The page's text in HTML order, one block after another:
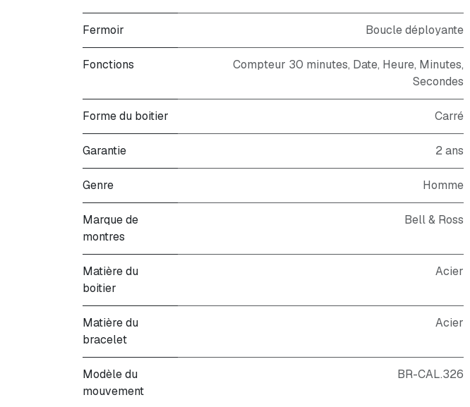
Fermoir Boucle déployante
Fonctions
Compteur 30 minutes, Date, Heure, Minutes,
Secondes
Forme du boitier Carré
Garantie 2 ans
Genre Homme
Marque de
montres
Bell & Ross
Matière du
boitier
Acier
Matière du
bracelet
Acier
Modèle du
mouvement
BR-CAL.326